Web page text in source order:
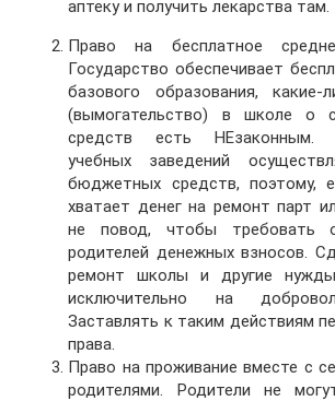
аптеку и получить лекарства там.
Право на бесплатное
Государство обеспечивает
базового образования, какие-
(вымогательство) в школе о
средств есть НЕзаконным.
учебных заведений
бюджетных средств, поэтому,
хватает денег на ремонт парт
не повод, чтобы требовать
родителей денежных взносов.
ремонт школы и другие
исключительно на
Заставлять к таким действиям
права.
Право на проживание вместе с
родителями. Родители не